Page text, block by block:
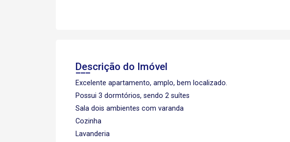
Descrição do Imóvel
Excelente apartamento, amplo, bem localizado.
Possui 3 dormtórios, sendo 2 suítes
Sala dois ambientes com varanda
Cozinha
Lavanderia